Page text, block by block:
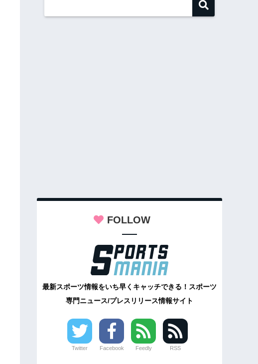
FOLLOW
最新スポーツ情報をいち早くキャッチできる！スポーツ
専門ニュース/プレスリリース情報サイト
Twitter Facebook Feedly RSS